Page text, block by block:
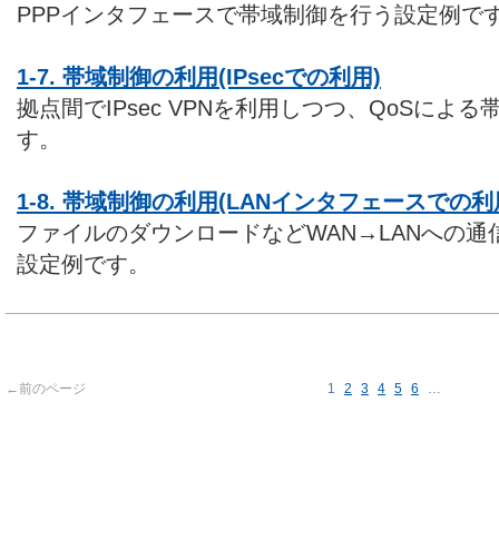
PPPインタフェースで帯域制御を行う設定例で
1-7. 帯域制御の利用(IPsecでの利用)
拠点間でIPsec VPNを利用しつつ、QoSによる
す。
1-8. 帯域制御の利用(LANインタフェースでの利
ファイルのダウンロードなどWAN→LANへの通
設定例です。
←前のページ 1 2 3 4 5 6 …